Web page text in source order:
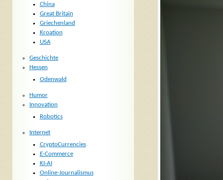
China
Great Britain
Griechenland
Kroation
USA
Geschichte
Hessen
Odenwald
Humor
Innovation
Robotics
Internet
CryptoCurrencies
E-Commerce
KI-AI
Online-Journalismus